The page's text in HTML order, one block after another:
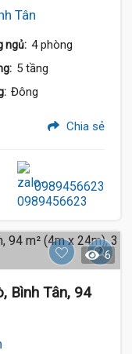
Tân
ngủ: 4 phòng
5 tầng
Đông
Chia sẻ
0989456623
6
Bình Tân, 94